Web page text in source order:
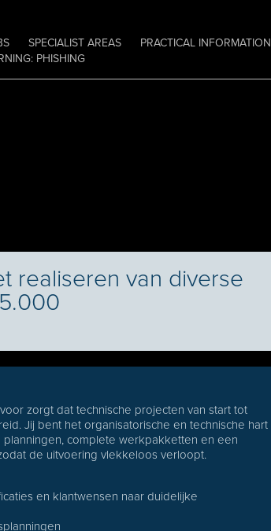
SPECIALIST AREAS PRACTICAL INFORMATION
PHISHING
realiseren van diverse
zorgt dat technische projecten van start tot
Jij bent het organisatorische en technische hart
complete werkpakketten en een
de uitvoering vlekkeloos verloopt.
en klantwensen naar duidelijke